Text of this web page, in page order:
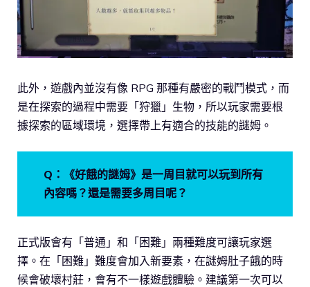
此外，遊戲內並沒有像 RPG 那種有嚴密的戰鬥模式，而
是在探索的過程中需要「狩獵」生物，所以玩家需要根
據探索的區域環境，選擇帶上有適合的技能的謎姆。
Q： 《好餓的謎姆》 是一周目就可以玩到所有
內容嗎？還是需要多周目呢？
正式版會有「普通」和「困難」兩種難度可讓玩家選
擇。在「困難」難度會加入新要素，在謎姆肚子餓的時
候會破壞村莊，會有不一樣遊戲體驗。建議第一次可以